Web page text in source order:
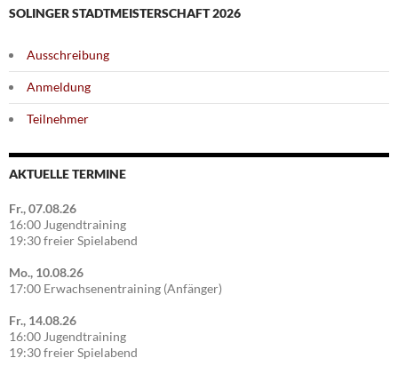
SOLINGER STADTMEISTERSCHAFT 2026
Ausschreibung
Anmeldung
Teilnehmer
AKTUELLE TERMINE
Fr., 07.08.26
16:00 Jugendtraining
19:30 freier Spielabend
Mo., 10.08.26
17:00 Erwachsenentraining (Anfänger)
Fr., 14.08.26
16:00 Jugendtraining
19:30 freier Spielabend